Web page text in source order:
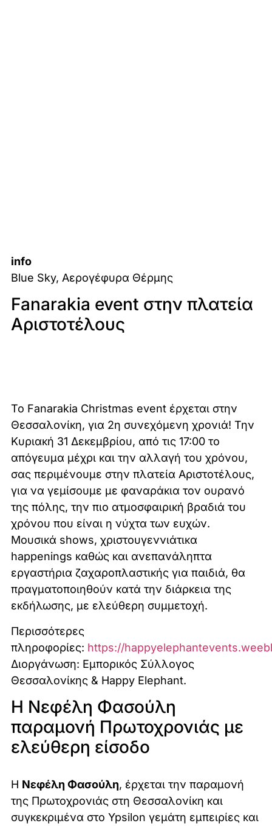
info
Blue Sky, Αερογέφυρα Θέρμης
Fanarakia event στην πλατεία
Αριστοτέλους
Το Fanarakia Christmas event έρχεται στην
Θεσσαλονίκη, για 2η συνεχόμενη χρονιά! Την
Κυριακή 31 Δεκεμβρίου, από τις 17:00 το
απόγευμα μέχρι και την αλλαγή του χρόνου,
σας περιμένουμε στην πλατεία Αριστοτέλους,
για να γεμίσουμε με φαναράκια τον ουρανό
της πόλης, την πιο ατμοσφαιρική βραδιά του
χρόνου που είναι η νύχτα των ευχών.
Μουσικά shows, χριστουγεννιάτικα
happenings καθώς και ανεπανάληπτα
εργαστήρια ζαχαροπλαστικής για παιδιά, θα
πραγματοποιηθούν κατά την διάρκεια της
εκδήλωσης, με ελεύθερη συμμετοχή.
Περισσότερες
πληροφορίες: https://
Διοργάνωση: Εμπορικός Σύλλογος
Θεσσαλονίκης & Happy Elephant.
Η Νεφέλη Φασούλη
παραμονή Πρωτοχρονιάς με
ελεύθερη είσοδο
Η Νεφέλη Φασούλη, έρχεται την παραμονή
της Πρωτοχρονιάς στη Θεσσαλονίκη και
συγκεκριμένα στο Ypsilon γεμάτη εμπειρίες και